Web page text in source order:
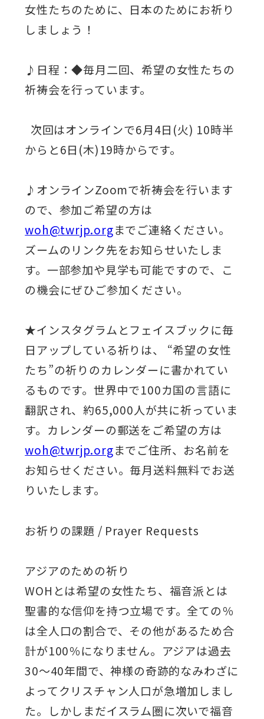
女性たちのために、日本のためにお祈り
しましょう！
♪日程：◆毎月二回、希望の女性たちの
祈祷会を行っています。
次回はオンラインで6月4日(火) 10時半
からと6日(木)19時からです。
♪オンラインZoomで祈祷会を行います
ので、参加ご希望の方は
woh@twrjp.orgまでご連絡ください。
ズームのリンク先をお知らせいたしま
す。一部参加や見学も可能ですので、こ
の機会にぜひご参加ください。
★インスタグラムとフェイスブックに毎
日アップしている祈りは、 “希望の女性
たち”の祈りのカレンダーに書かれてい
るものです。世界中で100カ国の言語に
翻訳され、約65,000人が共に祈っていま
す。カレンダーの郵送をご希望の方は
woh@twrjp.orgまでご住所、お名前を
お知らせください。毎月送料無料でお送
りいたします。
お祈りの課題 / Prayer Requests
アジアのための祈り
WOHとは希望の女性たち、福音派とは
聖書的な信仰を持つ立場です。全ての％
は全人口の割合で、その他があるため合
計が100％になりません。アジアは過去
30～40年間で、神様の奇跡的なみわざに
よってクリスチャン人口が急増加しまし
た。しかしまだイスラム圏に次いで福音